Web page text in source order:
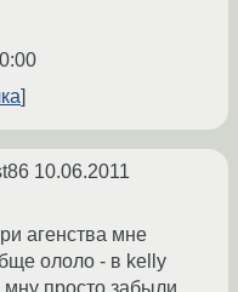
10.06.2011
агенства мне
ололо - в kelly